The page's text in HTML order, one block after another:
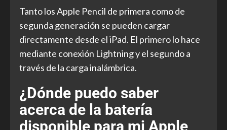
Tanto los Apple Pencil de primera como de
segunda generación se pueden cargar
directamente desde el iPad. El primero lo hace
mediante conexión Lightning y el segundo a
través de la carga inalámbrica.
¿Dónde puedo saber
acerca de la batería
disponible para mi Apple